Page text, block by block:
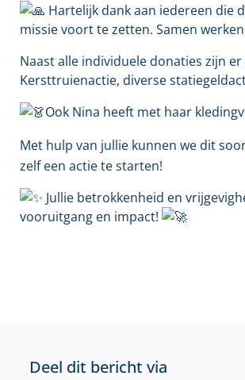
Hartelijk dank aan iedereen die
missie voort te zetten. Samen
Naast alle individuele donaties zijn
Kersttruienactie, diverse
Ook Nina heeft met haar
Met hulp van jullie kunnen we dit
zelf een actie te starten!
Jullie betrokkenheid en
vooruitgang en impact!
Deel dit bericht via